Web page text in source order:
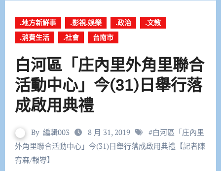
.地方新鮮事 .影視.娛樂 .政治
.文教
.消費生活
.社會 台南市
白河區「庄內里外角里聯合
活動中心」今(31)日舉行落
成啟用典禮
By 編輯003 8 月 31, 2019 #白河區「庄內里
外角里聯合活動中心」今(31)日舉行落成啟用典禮【記者陳
宥森/報導】